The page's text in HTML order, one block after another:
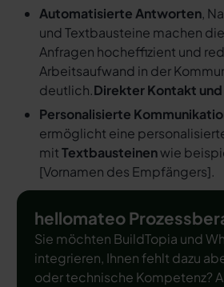
Automatisierte Antworten,
und Textbausteine machen
Anfragen hocheffizient und
Arbeitsaufwand in der
deutlich.Direkter Kontakt
Personalisierte
ermöglicht eine
mitTextbausteinenwie
[Vornamen des Empfängers].
hellomateo
Sie möchten BuildTopia und
integrieren, Ihnen fehlt dazu
oder technische Kompetenz?